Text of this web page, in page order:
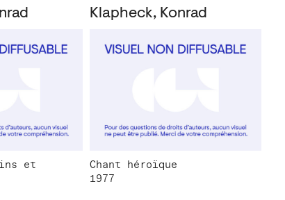
et
Klapheck, Konrad
Chant héroïque
1977